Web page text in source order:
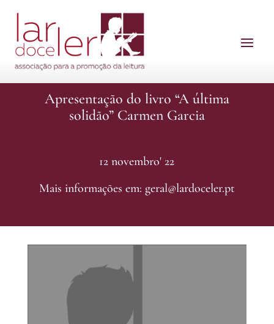
Apresentação do livro “A última
solidão” Carmen Garcia
12 novembro' 22
Mais informações em: geral@lardoceler.pt